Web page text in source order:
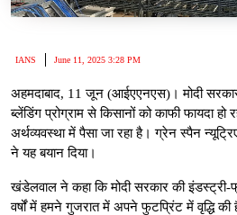
IANS June 11, 2025 3:28 PM
अहमदाबाद, 11 जून (आईएएनएस)। मोदी
ब्लेंडिंग प्रोग्राम से किसानों को काफी फायदा हो
अर्थव्यवस्था में पैसा जा रहा है। ग्रेन स्पैन
ने यह बयान दिया।
खंडेलवाल ने कहा कि मोदी सरकार की इंडस्ट्री-
वर्षों में हमने गुजरात में अपने फुटप्रिंट में वृद्धि की